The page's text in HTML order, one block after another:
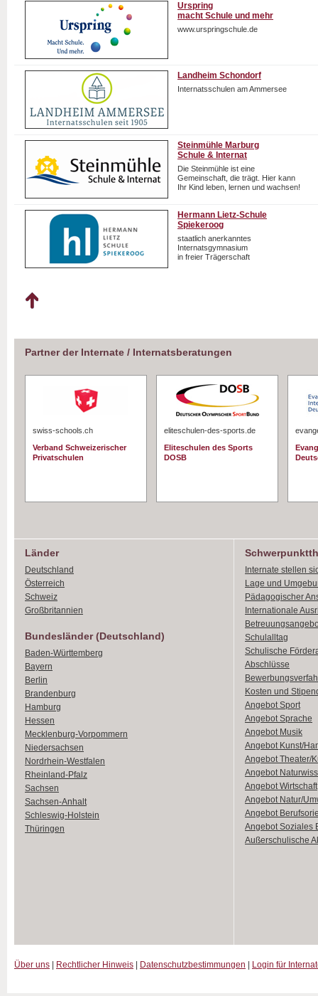
Urspring
macht Schule und mehr
www.urspringschule.de
Landheim Schondorf
Internatsschulen am Ammersee
Steinmühle Marburg
Schule & Internat
Die Steinmühle ist eine
Gemeinschaft, die trägt. Hier kann
Ihr Kind leben, lernen und wachsen!
Hermann Lietz-Schule
Spiekeroog
staatlich anerkanntes
Internatsgymnasium
in freier Trägerschaft
Partner der Internate / Internatsberatungen
swiss-schools.ch
Verband Schweizerischer
Privatschulen
eliteschulen-des-sports.de
Eliteschulen des Sports
DOSB
Länder
Deutschland
Österreich
Schweiz
Großbritannien
Bundesländer (Deutschland)
Baden-Württemberg
Bayern
Berlin
Brandenburg
Hamburg
Hessen
Mecklenburg-Vorpommern
Niedersachsen
Nordrhein-Westfalen
Rheinland-Pfalz
Sachsen
Sachsen-Anhalt
Schleswig-Holstein
Thüringen
Internate stellen
Lage und
Pädagogischer
Internationale
Schulalltag
Schulische
Abschlüsse
Kosten und
Angebot Sport
Angebot Sprache
Angebot Musik
Angebot Kunst/
Angebot Theater/
Angebot
Angebot Wirtschaft
Angebot Natur/
Angebot
Angebot Soziales
Außerschulische
Über uns Rechtlicher Hinweis Datenschutzbestimmungen Login für